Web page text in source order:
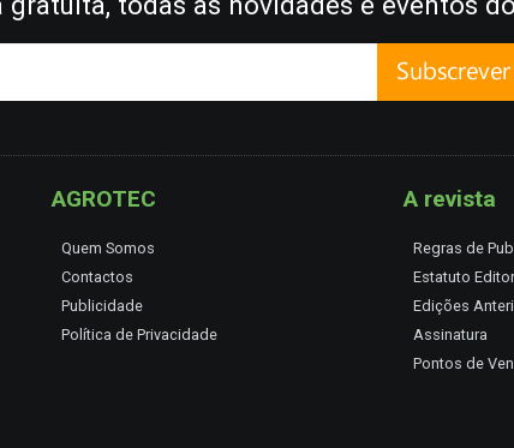
AGROTEC
Quem Somos
Contactos
Publicidade
Política de Privacidade
A revista
Regras de
Estatuto
Edições
Assinatura
Pontos de